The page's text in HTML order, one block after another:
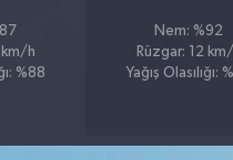
km/h
%88
Nem: %92
Rüzgar: 12
Yağış Olasılığı: